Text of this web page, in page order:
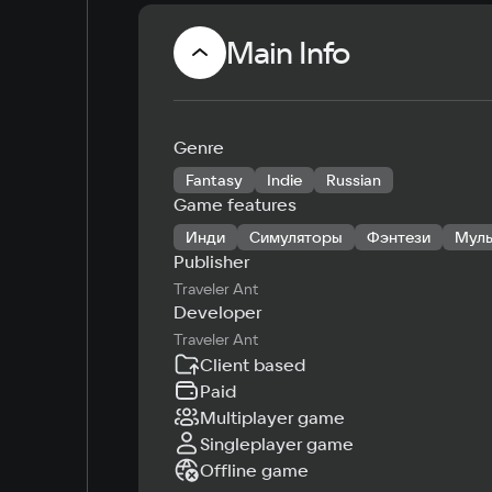
Main Info
Genre
Fantasy Indie Russian
Game features
Инди Симуляторы Фэнтези
Publisher
Traveler Ant
Developer
Traveler Ant
Client based
Paid
Multiplayer game
Singleplayer game
Offline game